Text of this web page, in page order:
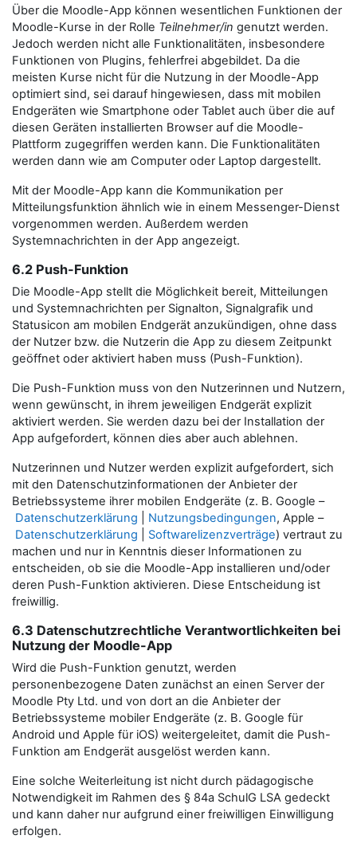
Über die Moodle-App können wesentlichen Funktionen der
Moodle-Kurse in der Rolle Teilnehmer/in genutzt werden.
Jedoch werden nicht alle Funktionalitäten, insbesondere
Funktionen von Plugins, fehlerfrei abgebildet. Da die
meisten Kurse nicht für die Nutzung in der Moodle-App
optimiert sind, sei darauf hingewiesen, dass mit mobilen
Endgeräten wie Smartphone oder Tablet auch über die auf
diesen Geräten installierten Browser auf die Moodle-
Plattform zugegriffen werden kann. Die Funktionalitäten
werden dann wie am Computer oder Laptop dargestellt.
Mit der Moodle-App kann die Kommunikation per
Mitteilungsfunktion ähnlich wie in einem Messenger-Dienst
vorgenommen werden. Außerdem werden
Systemnachrichten in der App angezeigt.
6.2 Push-Funktion
Die Moodle-App stellt die Möglichkeit bereit, Mitteilungen
und Systemnachrichten per Signalton, Signalgrafik und
Statusicon am mobilen Endgerät anzukündigen, ohne dass
der Nutzer bzw. die Nutzerin die App zu diesem Zeitpunkt
geöffnet oder aktiviert haben muss (Push-Funktion).
Die Push-Funktion muss von den Nutzerinnen und Nutzern,
wenn gewünscht, in ihrem jeweiligen Endgerät explizit
aktiviert werden. Sie werden dazu bei der Installation der
App aufgefordert, können dies aber auch ablehnen.
Nutzerinnen und Nutzer werden explizit aufgefordert, sich
mit den Datenschutzinformationen der Anbieter der
Betriebssysteme ihrer mobilen Endgeräte (z. B. Google –
Datenschutzerklärung
Nutzungsbedingungen, Apple –
Datenschutzerklärung
Softwarelizenzverträge) vertraut zu
machen und nur in Kenntnis dieser Informationen zu
entscheiden, ob sie die Moodle-App installieren und/oder
deren Push-Funktion aktivieren. Diese Entscheidung ist
freiwillig.
6.3 Datenschutzrechtliche Verantwortlichkeiten bei
Nutzung der Moodle-App
Wird die Push-Funktion genutzt, werden
personenbezogene Daten zunächst an einen Server der
Moodle Pty Ltd. und von dort an die Anbieter der
Betriebssysteme mobiler Endgeräte (z. B. Google für
Android und Apple für iOS) weitergeleitet, damit die Push-
Funktion am Endgerät ausgelöst werden kann.
Eine solche Weiterleitung ist nicht durch pädagogische
Notwendigkeit im Rahmen des § 84a SchulG LSA gedeckt
und kann daher nur aufgrund einer freiwilligen Einwilligung
erfolgen.